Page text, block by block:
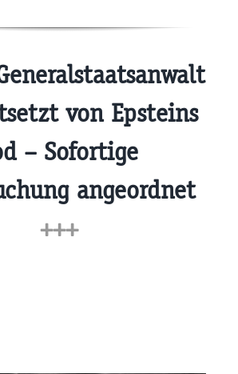
von Epsteins
– Sofortige
angeordnet
+++